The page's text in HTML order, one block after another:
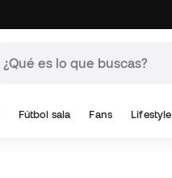
Fútbol sala Fans Lifestyle